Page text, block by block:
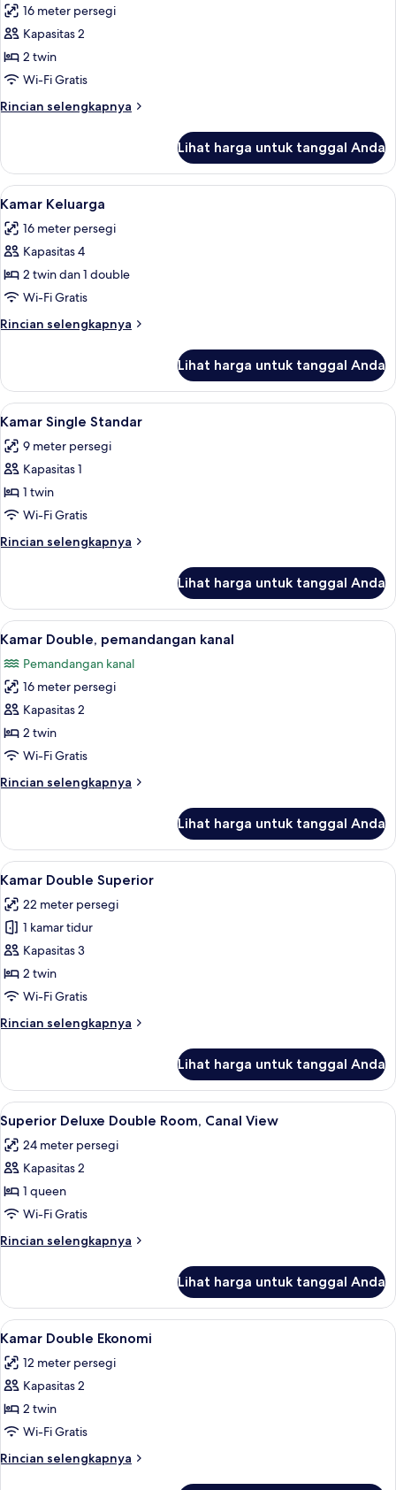
foto
untuk
Kamar
Double
Standar
16 meter persegi
Kapasitas 2
2 twin
Wi-Fi Gratis
Rincian selengkapnya
Rincian
Kamar
Double
Standar
Lihat harga untuk tanggal Anda
Lihat
semua
foto
untuk
Kamar
Keluarga
Kamar Keluarga | Brankas, meja
14
Kamar Keluarga
16 meter persegi
Kapasitas 4
2 twin dan 1 double
Wi-Fi Gratis
Rincian selengkapnya
Rincian
Kamar
Keluarga
Lihat harga untuk tanggal Anda
Lihat
semua
foto
untuk
Kamar
Single
Standar
Kamar Single Standar | Brankas,
5
Kamar Single Standar
9 meter persegi
Kapasitas 1
1 twin
Wi-Fi Gratis
Rincian selengkapnya
Rincian
Kamar
Single
Standar
Lihat harga untuk tanggal Anda
Lihat
semua
foto
untuk
Kamar
Double,
pemandangan
Kamar Double, pemandangan kanal
6
Kamar Double, pemandangan kanal
Pemandangan kanal
16 meter persegi
Kapasitas 2
2 twin
Wi-Fi Gratis
Rincian selengkapnya
Rincian
Kamar
Double,
pemandangan
Lihat harga untuk tanggal Anda
Lihat
semua
foto
untuk
Kamar
Double
Superior
Kamar Double Superior | Brankas,
10
Kamar Double Superior
22 meter persegi
1 kamar tidur
Kapasitas 3
2 twin
Wi-Fi Gratis
Rincian selengkapnya
Rincian
Kamar
Double
Superior
Lihat harga untuk tanggal Anda
Lihat
semua
foto
untuk
Superior
Deluxe
Double
Room,
View
Superior Deluxe Double Room,
9
Superior Deluxe Double Room, Canal View
24 meter persegi
Kapasitas 2
1 queen
Wi-Fi Gratis
Rincian selengkapnya
Rincian
Superior
Deluxe
Double
Canal
View
Lihat harga untuk tanggal Anda
Lihat
semua
foto
untuk
Kamar
Double
Ekonomi
Kamar Double Ekonomi | Brankas,
6
Kamar Double Ekonomi
12 meter persegi
Kapasitas 2
2 twin
Wi-Fi Gratis
Rincian selengkapnya
Rincian